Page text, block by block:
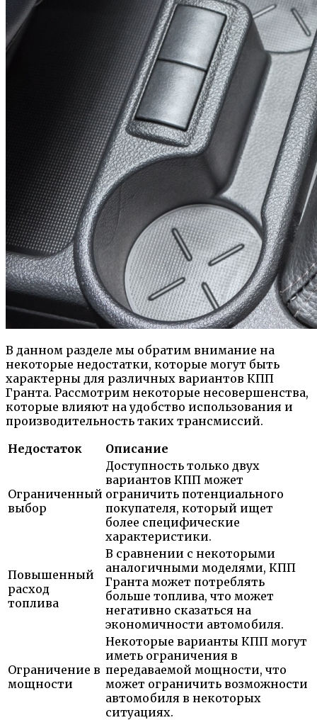
В данном разделе мы обратим внимание на
некоторые недостатки, которые могут быть
характерны для различных вариантов КПП
Гранта. Рассмотрим некоторые несовершенства,
которые влияют на удобство использования и
производительность таких трансмиссий.
Недостаток
Описание
Ограниченный
выбор
Доступность только двух
вариантов КПП может
ограничить потенциального
покупателя, который ищет
более специфические
характеристики.
Повышенный
расход
топлива
В сравнении с некоторыми
аналогичными моделями, КПП
Гранта может потреблять
больше топлива, что может
негативно сказаться на
экономичности автомобиля.
Ограничение в
мощности
Некоторые варианты КПП могут
иметь ограничения в
передаваемой мощности, что
может ограничить возможности
автомобиля в некоторых
ситуациях.